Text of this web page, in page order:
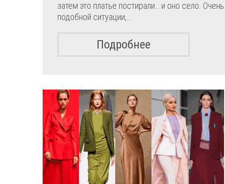
затем это платье постирали… и оно село.
подобной ситуации,…
Подробнее